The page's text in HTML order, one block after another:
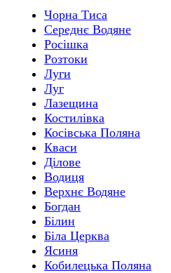
Чорна Тиса
Середнє Водяне
Росішка
Розтоки
Луги
Луг
Лазещина
Костилівка
Косівська Поляна
Кваси
Ділове
Водиця
Верхнє Водяне
Богдан
Білин
Біла Церква
Ясиня
Кобилецька Поляна